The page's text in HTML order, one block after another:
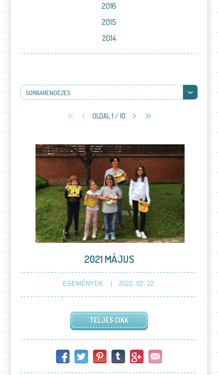
2016
2015
2014
SORBARENDEZÉS
OLDAL 1 / 10
2021 MÁJUS
ESEMÉNYEK 2022. 02. 22.
TELJES CIKK